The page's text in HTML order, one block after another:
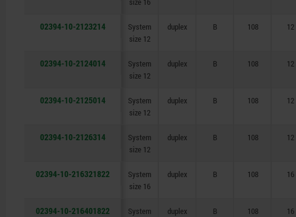
02394-10-2123214
System
size 12
duplex B 108 12
02394-10-2124014
System
size 12
duplex B 108 12
02394-10-2125014
System
size 12
duplex B 108 12
02394-10-2126314
System
size 12
duplex B 108 12
02394-10-216321822
System
size 16
duplex B 108 16
02394-10-216401822
System
duplex B 108 16